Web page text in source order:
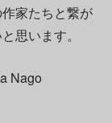
家たちと繋が
思います。
Nago